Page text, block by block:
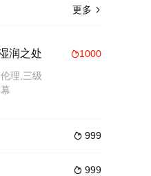
更多 
1000
润之处
理,三级
 999
 999